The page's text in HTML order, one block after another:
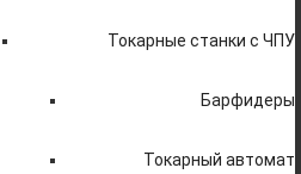
Токарные станки с ЧПУ
Барфидеры
Токарный автомат